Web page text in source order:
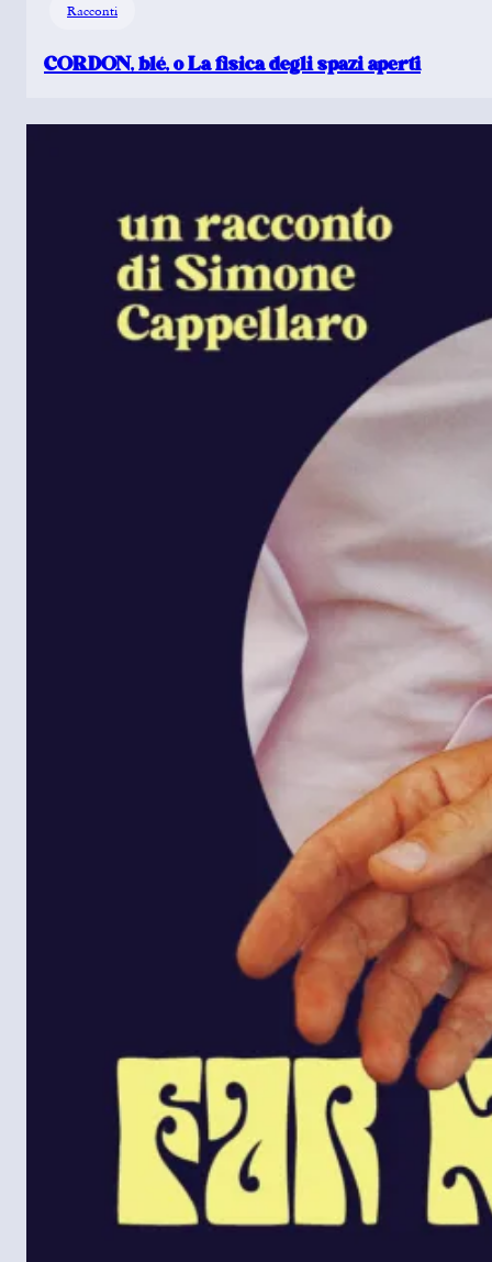
Racconti
CORDON, blé, o La fisica degli spazi aperti